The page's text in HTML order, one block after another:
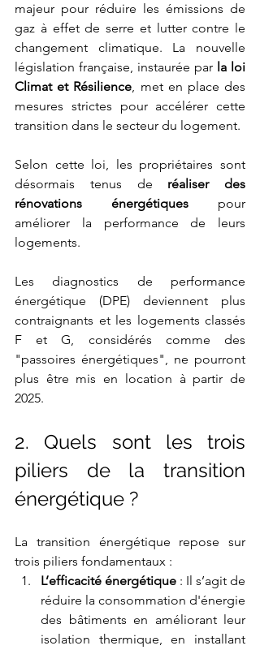
majeur pour réduire les émissions de
gaz à effet de serre et lutter contre le
changement climatique. La nouvelle
législation française, instaurée par la loi
Climat et Résilience, met en place des
mesures strictes pour accélérer cette
transition dans le secteur du logement.
Selon cette loi, les propriétaires sont
désormais tenus de réaliser des
rénovations énergétiques pour
améliorer la performance de leurs
logements.
Les diagnostics de performance
énergétique (DPE) deviennent plus
contraignants et les logements classés
F et G, considérés comme des
"passoires énergétiques", ne pourront
plus être mis en location à partir de
2025.
2. Quels sont les trois
piliers de la transition
énergétique ?
La transition énergétique repose sur
trois piliers fondamentaux :
L’efficacité énergétique : Il s’agit de
réduire la consommation d'énergie
des bâtiments en améliorant leur
isolation thermique, en installant